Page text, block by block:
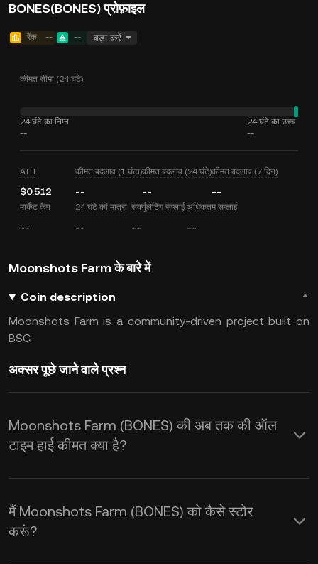
BONES(BONES) प्रोफ़ाइल
रैंक -- -- बड़ा करें
कीमत सीमा (24 घंटे)
24 घंटे का निम्न
--
24 घंटे का उच्च
--
ATH
$0.512
कीमत बदलाव (1 घंटा)
--
कीमत बदलाव (24 घंटे)
--
कीमत बदलाव (7 दिन)
--
मार्केट कैप
--
24 घंटे की मात्रा
--
सर्क्युलेटिंग सप्लाई
--
अधिकतम सप्लाई
--
Moonshots Farm के बारे में
Coin description
Moonshots Farm is a community-driven project built on
BSC.
अक्सर पूछे जाने वाले प्रश्न
Moonshots Farm (BONES) की अब तक की ऑल
टाइम हाई कीमत क्या है?
मैं Moonshots Farm (BONES) को कैसे स्टोर
करूं?